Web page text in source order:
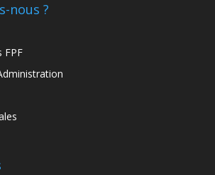
nous ?
FPF